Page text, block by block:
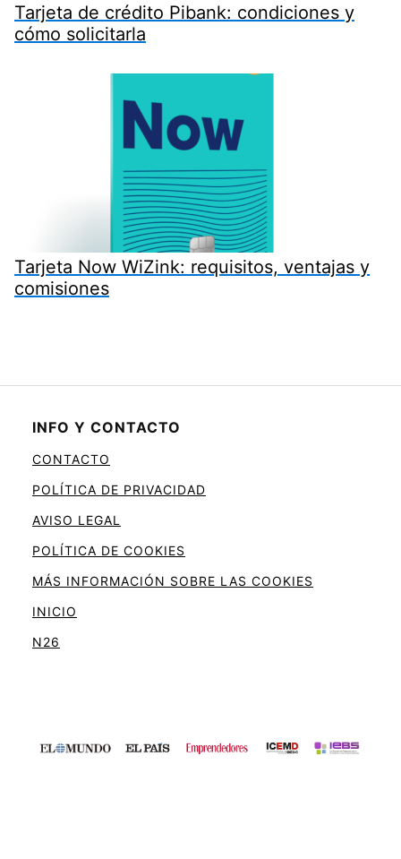
Tarjeta de crédito Pibank: condiciones y
cómo solicitarla
Tarjeta Now WiZink: requisitos, ventajas y
comisiones
INFO Y CONTACTO
CONTACTO
POLÍTICA DE PRIVACIDAD
AVISO LEGAL
POLÍTICA DE COOKIES
MÁS INFORMACIÓN SOBRE LAS COOKIES
INICIO
N26